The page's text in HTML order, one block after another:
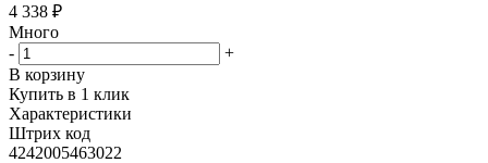
4 338 ₽
Много
-
+
В корзину
Купить в 1 клик
Характеристики
Штрих код
4242005463022